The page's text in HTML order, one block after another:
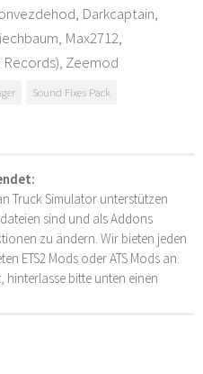
Darkcaptain,
Max2712,
Records), Zeemod
Sound Fixes Pack
Truck Simulator unterstützen
sind und als Addons
zu ändern. Wir bieten jeden
ETS2 Mods oder ATS Mods an.
hinterlasse bitte unten einen